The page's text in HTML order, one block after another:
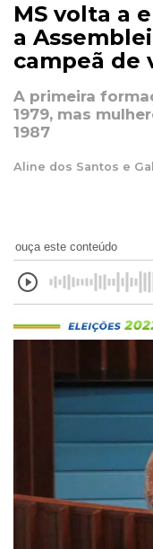
MS volta a
a
campeã de
A primeira
1979, mas
1987
Aline dos Santos e
ouça este conteúdo